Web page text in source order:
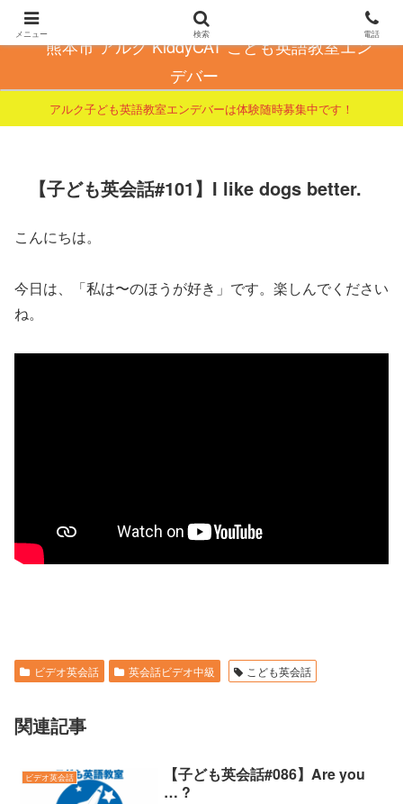
こども英会話で自信とやる気を育てる
熊本市 アルク KiddyCAT こども英語教室エン
デバー
アルク子ども英語教室エンデバーは体験随時募集中です！
【子ども英会話#101】I like dogs better.
こんにちは。
今日は、「私は〜のほうが好き」です。楽しんでください
ね。
ビデオ英会話 英会話ビデオ中級 こども英会話
関連記事
ビデオ英会話
【子ども英会話#086】Are you
… ?
メニュー 検索 電話